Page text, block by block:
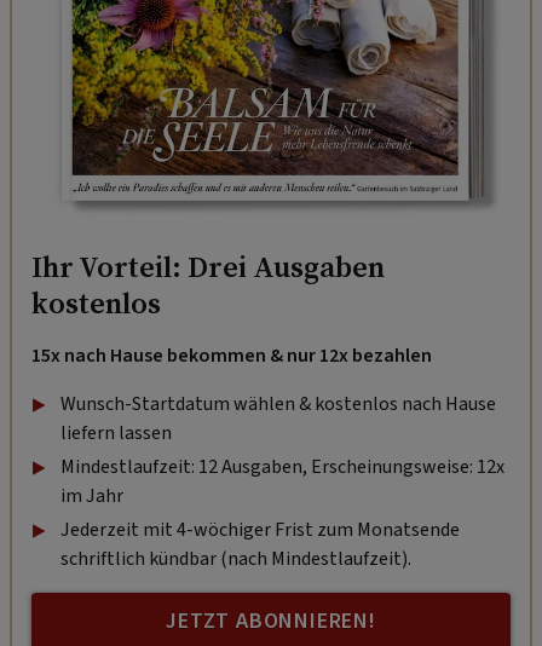
Ihr Vorteil: Drei Ausgaben
kostenlos
15x nach Hause bekommen & nur 12x bezahlen
Wunsch-Startdatum wählen & kostenlos nach Hause
liefern lassen
Mindestlaufzeit: 12 Ausgaben, Erscheinungsweise: 12x
im Jahr
Jederzeit mit 4-wöchiger Frist zum Monatsende
schriftlich kündbar (nach Mindestlaufzeit).
JETZT ABONNIEREN!